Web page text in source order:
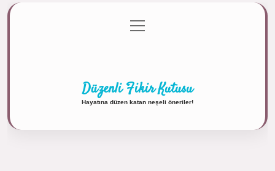
Gizlilik Politikası
menüyü
aç
Düzenli Fikir Kutusu
Hayatına düzen katan neşeli öneriler!